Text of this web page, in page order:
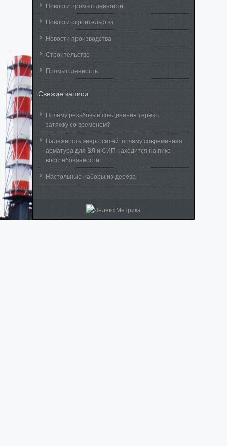
Новости промышленности
Новости строительства
Новости производства
Строительство
Промышленность
Свежие записи
Почему резьбовые соединения теряют
затяжку со временем?
Надежность энергосетей: почему современная
арматура для ВЛ и СИП находится на пике
востребованности
Настольные наборы из дерева